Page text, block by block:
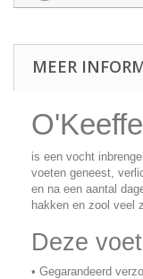
MEER
is een vocht
voeten geneest,
en na een aantal
hakken en zool veel
Deze
• Gegarandeerd